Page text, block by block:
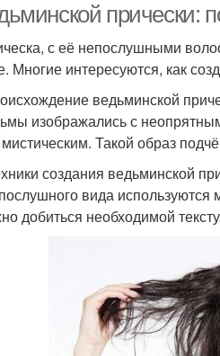
прически:
с её непослушными
Многие интересуются, как
ведьминской
изображались с
Такой образ
создания ведьминской
вида
добиться необходимой